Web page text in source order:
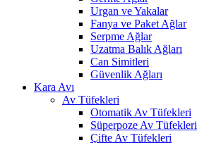
Urgan ve Yakalar
Fanya ve Paket Ağlar
Serpme Ağlar
Uzatma Balık Ağları
Can Simitleri
Güvenlik Ağları
Kara Avı
Av Tüfekleri
Otomatik Av Tüfekleri
Süperpoze Av Tüfekleri
Çifte Av Tüfekleri